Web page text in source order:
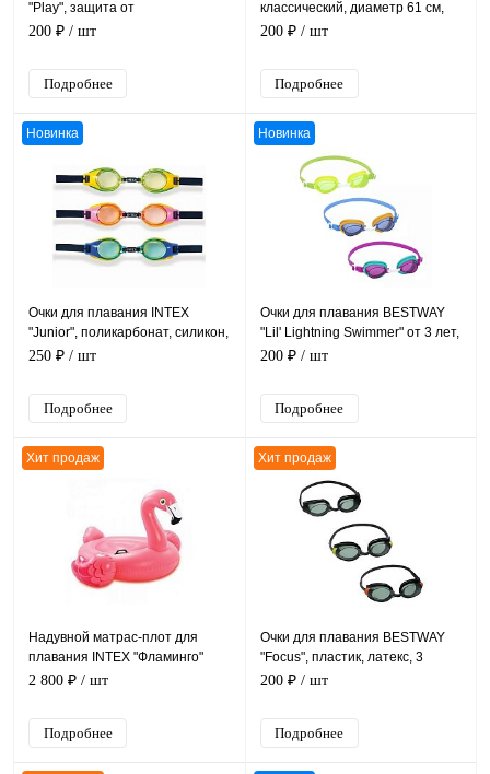
"Play", защита от
ультрафиолета, от 8 лет, 3
200 ₽ / шт
Подробнее
классический, диаметр 61 см,
возраст от 3 лет
200 ₽ / шт
Подробнее
Новинка
Очки для плавания INTEX
"Junior", поликарбонат, силикон,
3-8 лет
250 ₽ / шт
Подробнее
Новинка
Очки для плавания BESTWAY
"Lil' Lightning Swimmer" от 3 лет,
3 цвета
200 ₽ / шт
Подробнее
Хит продаж
Надувной матрас-плот для
плавания INTEX "Фламинго"
142х137х97см, от 3 лет, уп.4
2 800 ₽ / шт
Подробнее
Хит продаж
Очки для плавания BESTWAY
"Focus", пластик, латекс, 3
цвета, 7+
200 ₽ / шт
Подробнее